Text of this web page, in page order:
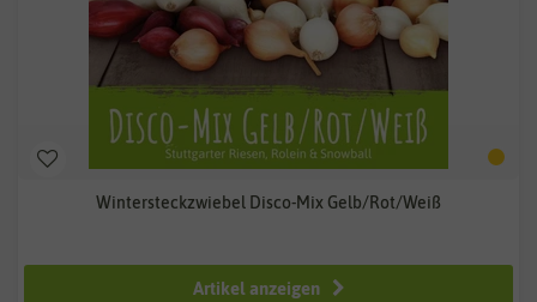
Wintersteckzwiebel Disco-Mix Gelb/Rot/Weiß
Artikel anzeigen